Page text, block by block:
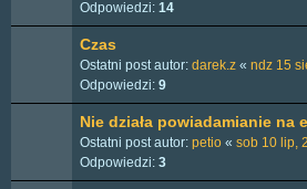
Odpowiedzi: 14
Czas
Ostatni post autor: darek.z « ndz 15
Odpowiedzi: 9
Nie działa powiadamianie na
Ostatni post autor: petio « sob 10 lip,
Odpowiedzi: 3